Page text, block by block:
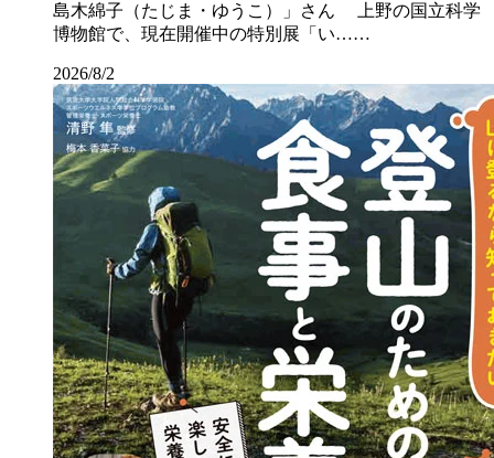
島木綿子（たじま・ゆうこ）」さん 上野の国立科学
博物館で、現在開催中の特別展「い……
2026/8/2